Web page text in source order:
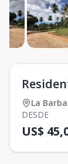
La
DESDE
US$